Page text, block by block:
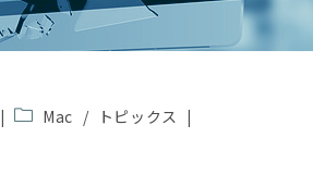
投
Mac /
トピックス